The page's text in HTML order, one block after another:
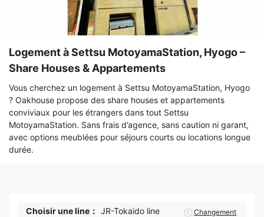
Logement à Settsu MotoyamaStation, Hyogo –
Share Houses & Appartements
Vous cherchez un logement à Settsu MotoyamaStation, Hyogo
? Oakhouse propose des share houses et appartements
conviviaux pour les étrangers dans tout Settsu
MotoyamaStation. Sans frais d’agence, sans caution ni garant,
avec options meublées pour séjours courts ou locations longue
durée.
Choisir une line： JR-Tokaido line Changement